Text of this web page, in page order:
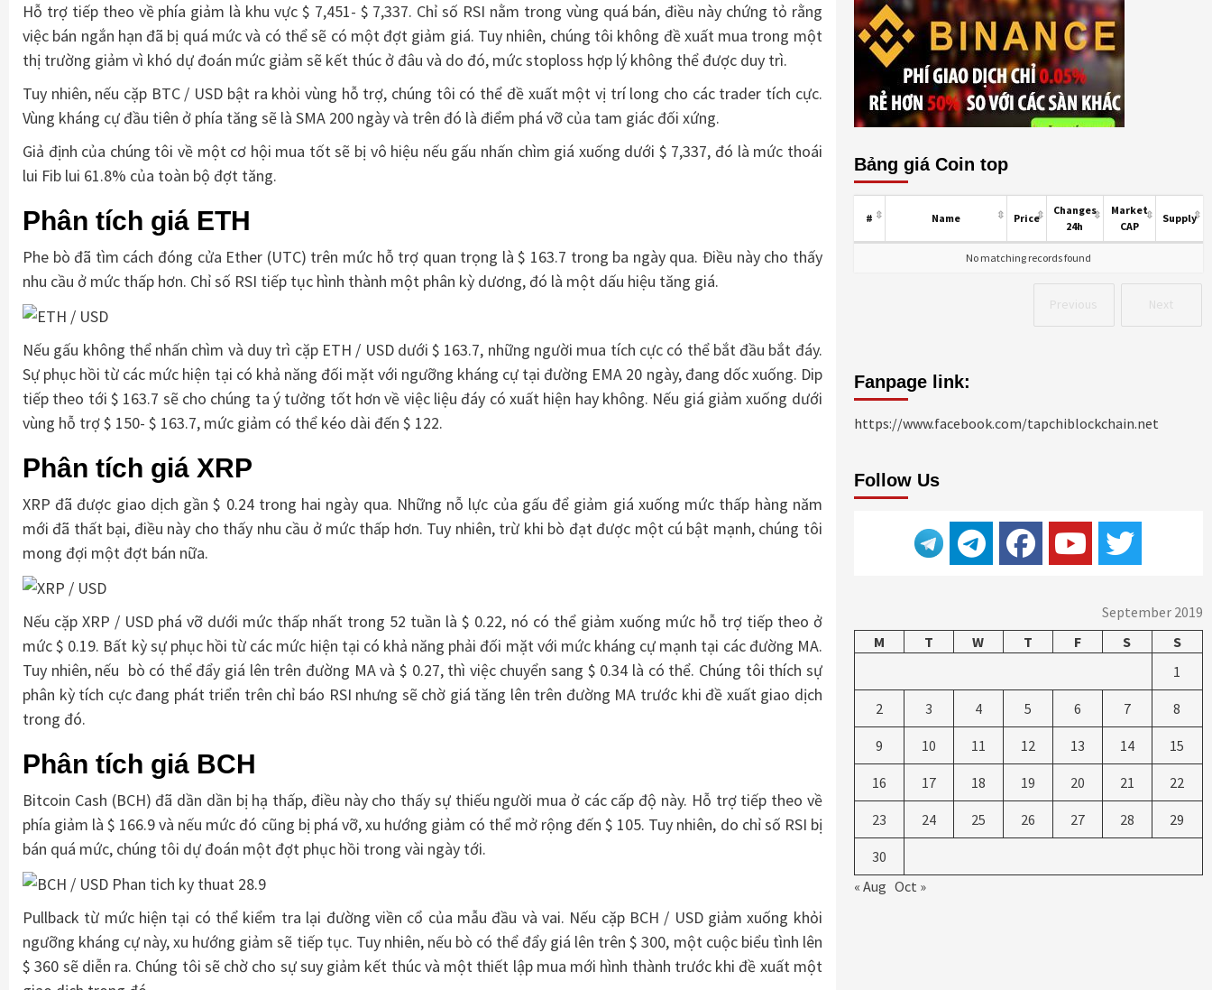
Hỗ trợ tiếp theo về phía giảm là khu vực $ 7,451- $ 7,337. Chỉ số RSI nằm trong vùng quá bán, điều này chứng tỏ rằng
việc bán ngắn hạn đã bị quá mức và có thể sẽ có một đợt giảm giá. Tuy nhiên, chúng tôi không đề xuất mua trong một
thị trường giảm vì khó dự đoán mức giảm sẽ kết thúc ở đâu và do đó, mức stoploss hợp lý không thể được duy trì.
Tuy nhiên, nếu cặp BTC / USD bật ra khỏi vùng hỗ trợ, chúng tôi có thể đề xuất một vị trí long cho các trader tích cực.
Vùng kháng cự đầu tiên ở phía tăng sẽ là SMA 200 ngày và trên đó là điểm phá vỡ của tam giác đối xứng.
Giả định của chúng tôi về một cơ hội mua tốt sẽ bị vô hiệu nếu gấu nhấn chìm giá xuống dưới $ 7,337, đó là mức thoái
lui Fib lui 61.8% của toàn bộ đợt tăng.
Phân tích giá ETH
Phe bò đã tìm cách đóng cửa Ether (UTC) trên mức hỗ trợ quan trọng là $ 163.7 trong ba ngày qua. Điều này cho thấy
nhu cầu ở mức thấp hơn. Chỉ số RSI tiếp tục hình thành một phân kỳ dương, đó là một dấu hiệu tăng giá.
Nếu gấu không thể nhấn chìm và duy trì cặp ETH / USD dưới $ 163.7, những người mua tích cực có thể bắt đầu bắt đáy.
Sự phục hồi từ các mức hiện tại có khả năng đối mặt với ngưỡng kháng cự tại đường EMA 20 ngày, đang dốc xuống. Dip
tiếp theo tới $ 163.7 sẽ cho chúng ta ý tưởng tốt hơn về việc liệu đáy có xuất hiện hay không. Nếu giá giảm xuống dưới
vùng hỗ trợ $ 150- $ 163.7, mức giảm có thể kéo dài đến $ 122.
Phân tích giá XRP
XRP đã được giao dịch gần $ 0.24 trong hai ngày qua. Những nỗ lực của gấu để giảm giá xuống mức thấp hàng năm
mới đã thất bại, điều này cho thấy nhu cầu ở mức thấp hơn. Tuy nhiên, trừ khi bò đạt được một cú bật mạnh, chúng tôi
mong đợi một đợt bán nữa.
Nếu cặp XRP / USD phá vỡ dưới mức thấp nhất trong 52 tuần là $ 0.22, nó có thể giảm xuống mức hỗ trợ tiếp theo ở
mức $ 0.19. Bất kỳ sự phục hồi từ các mức hiện tại có khả năng phải đối mặt với mức kháng cự mạnh tại các đường MA.
Tuy nhiên, nếu bò có thể đẩy giá lên trên đường MA và $ 0.27, thì việc chuyển sang $ 0.34 là có thể. Chúng tôi thích sự
phân kỳ tích cực đang phát triển trên chỉ báo RSI nhưng sẽ chờ giá tăng lên trên đường MA trước khi đề xuất giao dịch
trong đó.
Phân tích giá BCH
Bitcoin Cash (BCH) đã dần dần bị hạ thấp, điều này cho thấy sự thiếu người mua ở các cấp độ này. Hỗ trợ tiếp theo về
phía giảm là $ 166.9 và nếu mức đó cũng bị phá vỡ, xu hướng giảm có thể mở rộng đến $ 105. Tuy nhiên, do chỉ số RSI bị
bán quá mức, chúng tôi dự đoán một đợt phục hồi trong vài ngày tới.
Pullback từ mức hiện tại có thể kiểm tra lại đường viền cổ của mẫu đầu và vai. Nếu cặp BCH / USD giảm xuống khỏi
ngưỡng kháng cự này, xu hướng giảm sẽ tiếp tục. Tuy nhiên, nếu bò có thể đẩy giá lên trên $ 300, một cuộc biểu tình lên
$ 360 sẽ diễn ra. Chúng tôi sẽ chờ cho sự suy giảm kết thúc và một thiết lập mua mới hình thành trước khi đề xuất một
Bảng giá Coin top
Previous Next
# Name Price
Changes
24h
Market
CAP
Supply
No matching records found
Fanpage link:
https://www.facebook.com/tapchiblockchain.net
Follow Us
September 2019
M
T W T F S
S
1
2 3 4 5 6 7 8
9 10 11 12 13 14 15
16 17 18 19 20 21 22
23 24 25 26 27 28 29
30
« Aug Oct »